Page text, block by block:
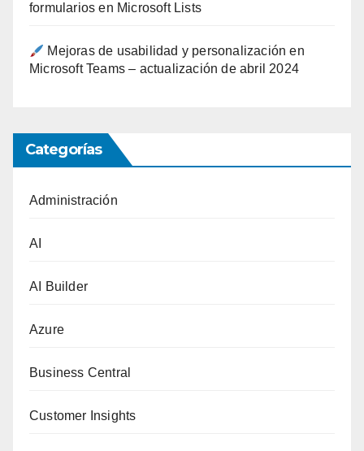
formularios en Microsoft Lists
Mejoras de usabilidad y personalización en
Microsoft Teams – actualización de abril 2024
Categorías
Administración
AI
AI Builder
Azure
Business Central
Customer Insights